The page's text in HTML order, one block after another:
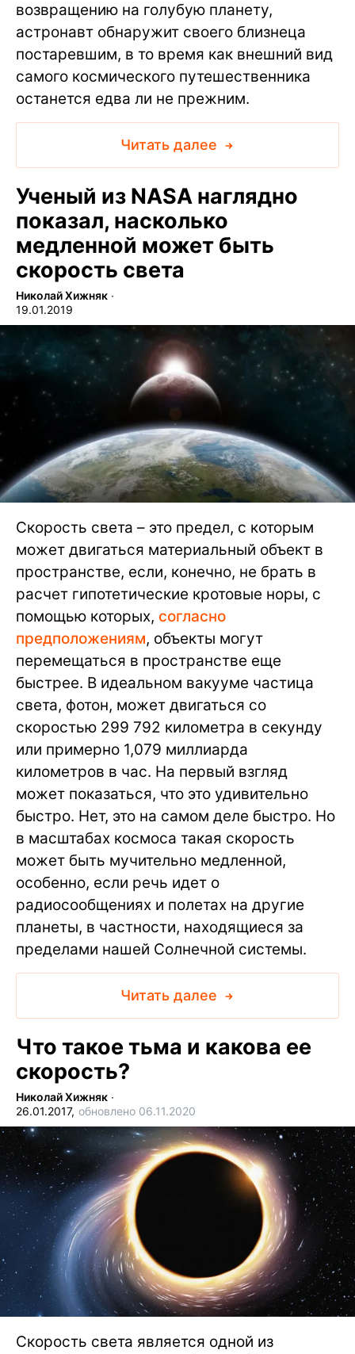
возвращению на голубую планету,
астронавт обнаружит своего близнеца
постаревшим, в то время как внешний вид
самого космического путешественника
останется едва ли не прежним.
Читать далее
Ученый из NASA наглядно
показал, насколько
медленной может быть
скорость света
Николай Хижняк ∙
19.01.2019
Скорость света – это предел, с которым
может двигаться материальный объект в
пространстве, если, конечно, не брать в
расчет гипотетические кротовые норы, с
помощью которых, согласно
предположениям, объекты могут
перемещаться в пространстве еще
быстрее. В идеальном вакууме частица
света, фотон, может двигаться со
скоростью 299 792 километра в секунду
или примерно 1,079 миллиарда
километров в час. На первый взгляд
может показаться, что это удивительно
быстро. Нет, это на самом деле быстро. Но
в масштабах космоса такая скорость
может быть мучительно медленной,
особенно, если речь идет о
радиосообщениях и полетах на другие
планеты, в частности, находящиеся за
пределами нашей Солнечной системы.
Читать далее
Что такое тьма и какова ее
скорость?
Николай Хижняк ∙
26.01.2017, обновлено 06.11.2020
Скорость света является одной из